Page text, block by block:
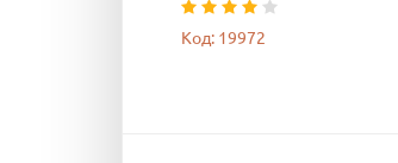
Код: 19972